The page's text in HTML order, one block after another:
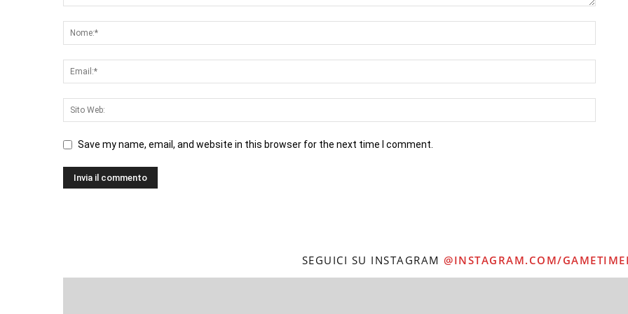
Save my name, email, and website in this browser for the next time I comment.
SEGUICI SU INSTAGRAM @INSTAGRAM.COM/